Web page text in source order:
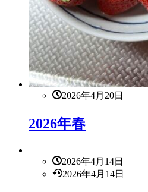
2026年4月20日
2026年春
2026年4月14日
2026年4月14日